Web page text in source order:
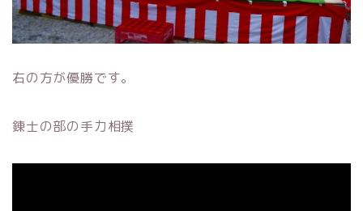
右の方が優勝です。
錬士の部の手力相撲